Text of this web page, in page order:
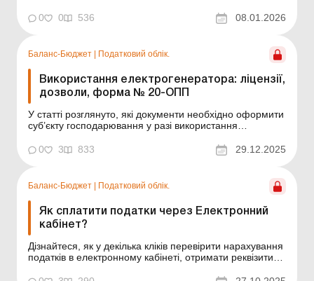
Наприкінці 2025 року Мінфіном було затверджено два
накази, якими вносяться зміни у Порядок надіслання
ріш...
0 0 536 08.01.2026
Баланс-Бюджет | Податковий облік.
Використання електрогенератора: ліцензії,
дозволи, форма № 20-ОПП
У статті розглянуто, які документи необхідно оформити
суб’єкту господарювання у разі використання
проблеми. Зараз через часті відключення
електроенергії багато суб’єктів господарювання (далі –
0 3 833 29.12.2025
Баланс-Бюджет Податковий облік.
Як сплатити податки через Електронний
кабінет?
Дізнайтеся, як у декілька кліків перевірити нарахування
податків в електронному кабінеті, отримати реквізити